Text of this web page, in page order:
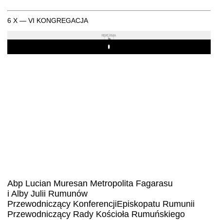
6 X — VI KONGREGACJA
REKLAMA
Play
Abp Lucian Muresan Metropolita Fagarasu
i Alby Julii Rumunów
Przewodniczący KonferencjiEpiskopatu Rumunii
Przewodniczący Rady Kościoła Rumuńskiego